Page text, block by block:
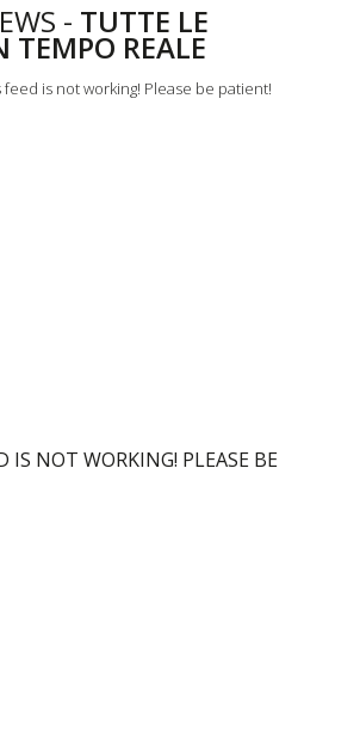
- TUTTE LE
TEMPO REALE
IS NOT WORKING! PLEASE BE